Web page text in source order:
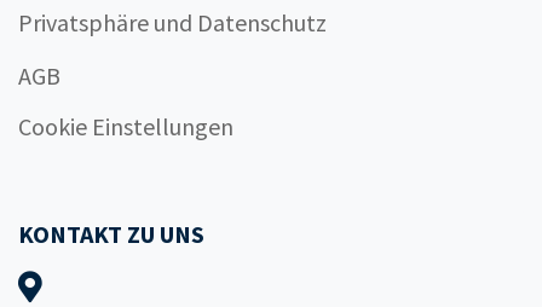
Privatsphäre und Datenschutz
AGB
Cookie Einstellungen
KONTAKT ZU UNS